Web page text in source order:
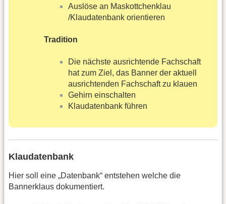
Auslöse an Maskottchenklau
/Klaudatenbank orientieren
Tradition
Die nächste ausrichtende Fachschaft
hat zum Ziel, das Banner der aktuell
ausrichtenden Fachschaft zu klauen
Gehirn einschalten
Klaudatenbank führen
Klaudatenbank
Hier soll eine „Datenbank“ entstehen welche die
Bannerklaus dokumentiert.